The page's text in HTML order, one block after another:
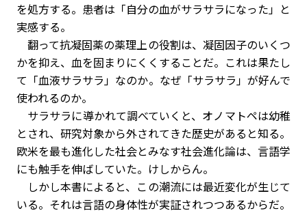
を処方する。患者は「自分の血がサラサラになった」と
実感する。
翻って抗凝固薬の薬理上の役割は、凝固因子のいくつ
かを抑え、血を固まりにくくすることだ。これは果たし
て「血液サラサラ」なのか。なぜ「サラサラ」が好んで
使われるのか。
サラサラに導かれて調べていくと、オノマトペは幼稚
とされ、研究対象から外されてきた歴史があると知る。
欧米を最も進化した社会とみなす社会進化論は、言語学
にも触手を伸ばしていた。けしからん。
しかし本書によると、この潮流には最近変化が生じて
いる。それは言語の身体性が実証されつつあるからだ。